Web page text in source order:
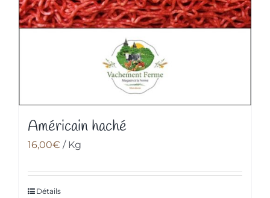
Américain haché
16,00€ / Kg
Détails